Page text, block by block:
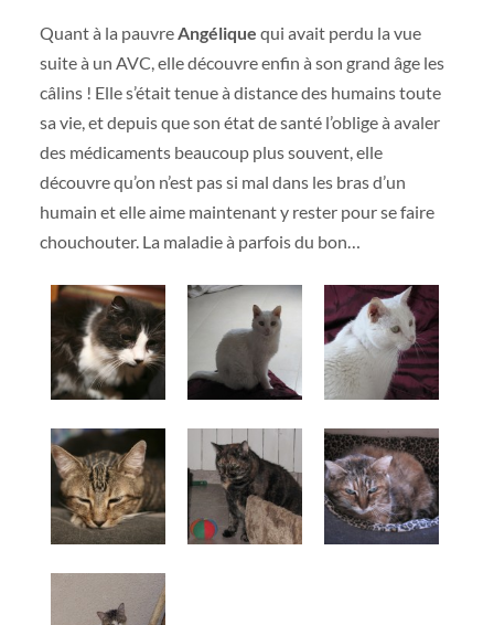
Quant à la pauvreAngélique qui avait perdu la vue
suite à un AVC, elle découvre enfin à son grand âge les
câlins ! Elle s’était tenue à distance des humains toute
sa vie, et depuis que son état de santé l’oblige à avaler
des médicaments beaucoup plus souvent, elle
découvre qu’on n’est pas si mal dans les bras d’un
humain et elle aime maintenant y rester pour se faire
chouchouter. La maladie à parfois du bon…